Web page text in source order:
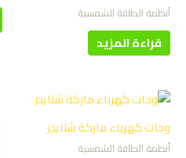
أنظمة الطاقة الشمسية
قراءة المزيد
وحات كهرباء ماركة شنايدر
أنظمة الطاقة الشمسية